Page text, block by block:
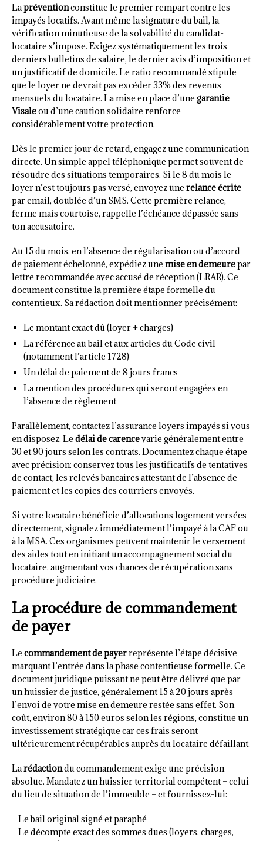
Lapréventionconstitue le premier rempart contre les
impayés locatifs. Avant même la signature du bail, la
vérification minutieuse de la solvabilité du candidat-
locataire s’impose. Exigez systématiquement les trois
derniers bulletins de salaire, le dernier avis d’imposition et
un justificatif de domicile. Le ratio recommandé stipule
que le loyer ne devrait pas excéder 33% des revenus
mensuels du locataire. La mise en place d’une garantie
Visaleou d’une caution solidaire renforce
considérablement votre protection.
Dès le premier jour de retard, engagez une communication
directe. Un simple appel téléphonique permet souvent de
résoudre des situations temporaires. Si le 8 du mois le
loyer n’est toujours pas versé, envoyez une relance écrite
par email, doublée d’un SMS. Cette première relance,
ferme mais courtoise, rappelle l’échéance dépassée sans
ton accusatoire.
Au 15 du mois, en l’absence de régularisation ou d’accord
de paiement échelonné, expédiez une mise en demeurepar
lettre recommandée avec accusé de réception (LRAR). Ce
document constitue la première étape formelle du
contentieux. Sa rédaction doit mentionner précisément:
Le montant exact dû (loyer + charges)
La référence au bail et aux articles du Code civil
(notamment l’article 1728)
Un délai de paiement de 8 jours francs
La mention des procédures qui seront engagées en
l’absence de règlement
Parallèlement, contactez l’assurance loyers impayés si vous
en disposez. Le délai de carencevarie généralement entre
30 et 90 jours selon les contrats. Documentez chaque étape
avec précision: conservez tous les justificatifs de tentatives
de contact, les relevés bancaires attestant de l’absence de
paiement et les copies des courriers envoyés.
Si votre locataire bénéficie d’allocations logement versées
directement, signalez immédiatement l’impayé à la CAF ou
à la MSA. Ces organismes peuvent maintenir le versement
des aides tout en initiant un accompagnement social du
locataire, augmentant vos chances de récupération sans
procédure judiciaire.
La procédure de commandement
de payer
Le commandement de payerreprésente l’étape décisive
marquant l’entrée dans la phase contentieuse formelle. Ce
document juridique puissant ne peut être délivré que par
un huissier de justice, généralement 15 à 20 jours après
l’envoi de votre mise en demeure restée sans effet. Son
coût, environ 80 à 150 euros selon les régions, constitue un
investissement stratégique car ces frais seront
ultérieurement récupérables auprès du locataire défaillant.
Larédactiondu commandement exige une précision
absolue. Mandatez un huissier territorial compétent – celui
du lieu de situation de l’immeuble – et fournissez-lui:
– Le bail original signé et paraphé
– Le décompte exact des sommes dues (loyers, charges,